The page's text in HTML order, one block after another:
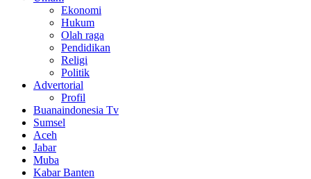
Ekonomi
Hukum
Olah raga
Pendidikan
Religi
Politik
Advertorial
Profil
Buanaindonesia Tv
Sumsel
Aceh
Jabar
Muba
Kabar Banten